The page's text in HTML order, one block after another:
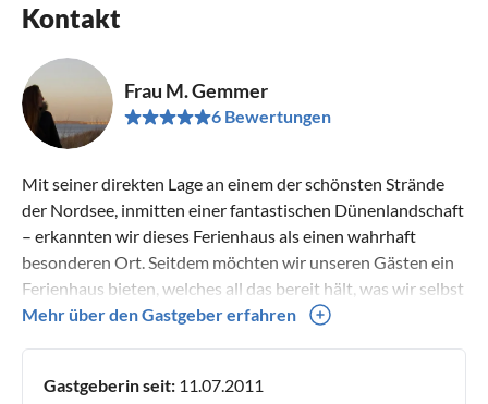
Kontakt
Frau M. Gemmer
6 Bewertungen
Mit seiner direkten Lage an einem der schönsten Strände
der Nordsee, inmitten einer fantastischen Dünenlandschaft
– erkannten wir dieses Ferienhaus als einen wahrhaft
besonderen Ort. Seitdem möchten wir unseren Gästen ein
Ferienhaus bieten, welches all das bereit hält, was wir selbst
in von uns besuchten Ferienunterkünften vermisst hatten.
wunderbarer Atmosphäre, - für Sie als Paar, als Singel, als
Mehr über den Gastgeber erfahren
Gastgeberin seit: 11.07.2011